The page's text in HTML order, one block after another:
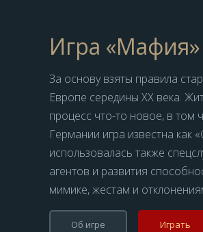
Игра «Мафия»
За основу взяты правила
Европе середины XX века.
процесс что-то новое, в том
Германии игра известна как
использовалась также
агентов и развития
мимике, жестам и
Об игре Играть